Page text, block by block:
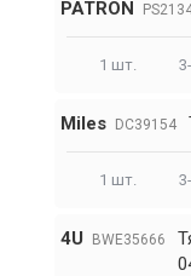
PATRON
1 шт.
Miles DC39154
1 шт.
4U BWE35666